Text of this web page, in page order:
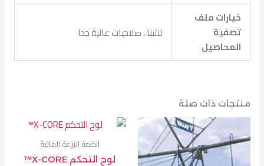
خيارات ملف
تصفية
المحاصيل
لاتينا ، صلاحيات عالية جدا
منتجات ذات صلة
انظمة الزراعة المائية
لوح التحكم X-CORE™